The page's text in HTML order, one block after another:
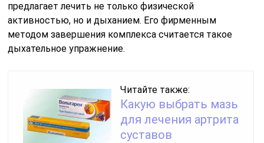
предлагает лечить не только физической
активностью, но и дыханием. Его фирменным
методом завершения комплекса считается такое
дыхательное упражнение.
Читайте также:
Какую выбрать мазь
для лечения артрита
суставов